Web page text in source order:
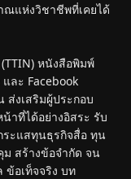
แห่งวิชาชีพที่เคยได้
หนังสือพิมพ์
ละ Facebook
งเสริมผู้ประกอบ
าที่ได้อย่างอิสระ รับ
ระแสทุนธุรกิจสื่อ ทุน
สร้างข้อจำกัด จน
ข้อเท็จจริง บท